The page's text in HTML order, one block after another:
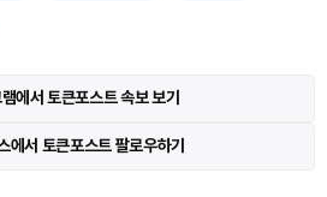
에서 토큰포스트 속보 보기
에서 토큰포스트 팔로우하기